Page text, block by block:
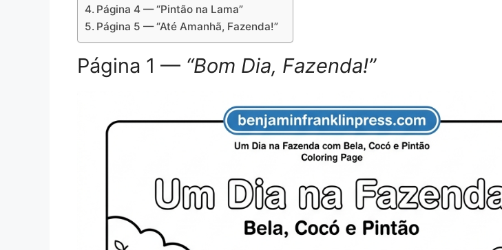
Página 4 — “Pintão na Lama”
Página 5 — “Até Amanhã, Fazenda!”
Página 1 — “Bom Dia, Fazenda!”